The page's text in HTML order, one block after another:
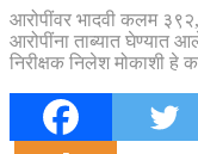
आरोपींवर भादवी कलम
आरोपींना ताब्यात घेण्यात
निरीक्षक निलेश मोकाशी हे